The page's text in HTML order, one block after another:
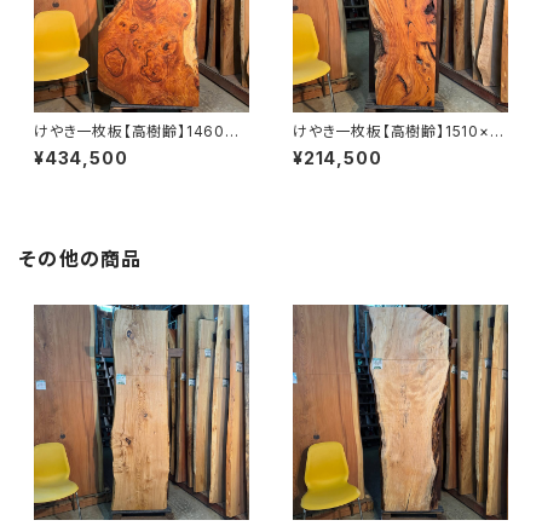
けやき一枚板【高樹齢】1460×3
80~740×45㎜【オイル塗装 仕
上げ済み】
¥434,500
けやき一枚板【高樹齢】1510×16
0~560×48㎜【オイル塗装 仕
上げ済み】
¥214,500
その他の商品